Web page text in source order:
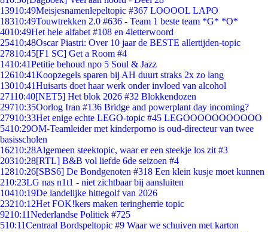
13910:49Meisjesnamenlepeltopic #367 LOOOOL LAPO
18310:49Touwtrekken 2.0 #636 - Team 1 beste team *G* *O*
4010:49Het hele alfabet #108 en 4letterwoord
25410:48Oscar Piastri: Over 10 jaar de BESTE allertijden-topic
27810:45[F1 SC] Get a Room #4
1410:41Petitie behoud npo 5 Soul & Jazz
12610:41Koopzegels sparen bij AH duurt straks 2x zo lang
13010:41Huisarts doet haar werk onder invloed van alcohol
27110:40[NET5] Het blok 2026 #32 Blokkendozen
29710:35Oorlog Iran #136 Bridge and powerplant day incoming?
27910:33Het enige echte LEGO-topic #45 LEGOOOOOOOOOOO
5410:29OM-Teamleider met kinderporno is oud-directeur van twee
basisscholen
16210:28Algemeen steektopic, waar er een steekje los zit #3
20310:28[RTL] B&B vol liefde 6de seizoen #4
12810:26[SBS6] De Bondgenoten #318 Een klein kusje moet kunnen
210:23LG nas n1t1 - niet zichtbaar bij aansluiten
10410:19De landelijke hittegolf van 2026
23210:12Het FOK!kers maken teringherrie topic
9210:11Nederlandse Politiek #725
510:11Centraal Bordspeltopic #9 Waar we schuiven met karton